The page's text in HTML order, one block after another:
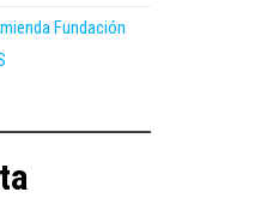
Fundación